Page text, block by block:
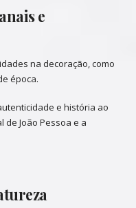
e
na decoração, como
época.
e história ao
João Pessoa e a